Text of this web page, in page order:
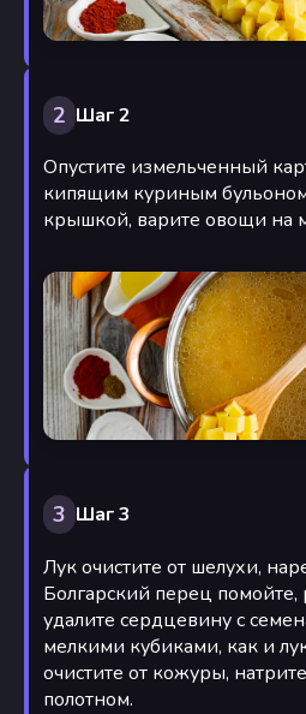
2 Шаг 2
Опустите измельченный
кипящим куриным
крышкой, варите овощи на
3 Шаг 3
Лук очистите от шелухи,
Болгарский перец помойте,
удалите сердцевину с
мелкими кубиками, как и
очистите от кожуры,
полотном.